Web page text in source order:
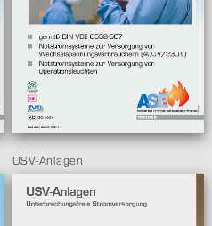
USV-Anlagen